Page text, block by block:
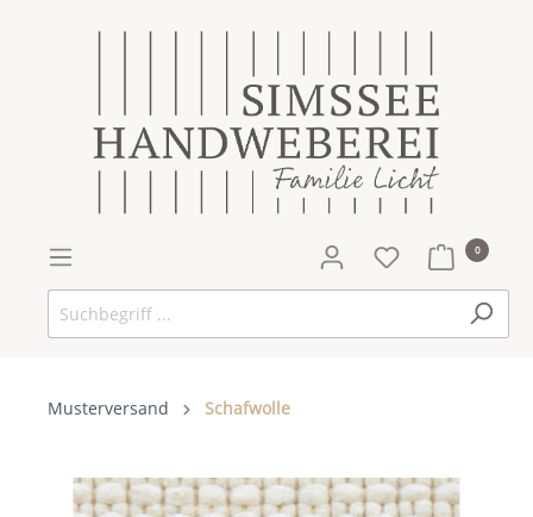
0
Musterversand Schafwolle